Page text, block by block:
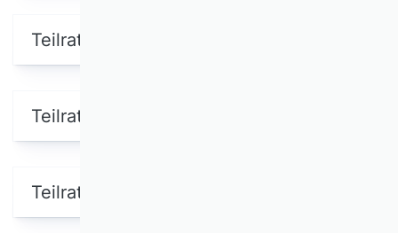
Teilrating Organisation
Teilrating Personal
Teilrating Produktionswirtschaft